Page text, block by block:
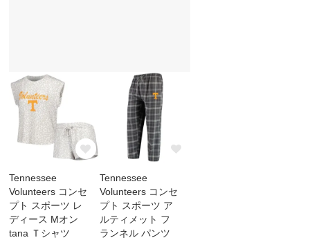
Tennessee
Volunteers コンセ
プト スポーツ レ
ディース Mオン
tana Ｔシャツ
Tennessee
Volunteers コンセ
プト スポーツ ア
ルティメット フ
ランネル パンツ